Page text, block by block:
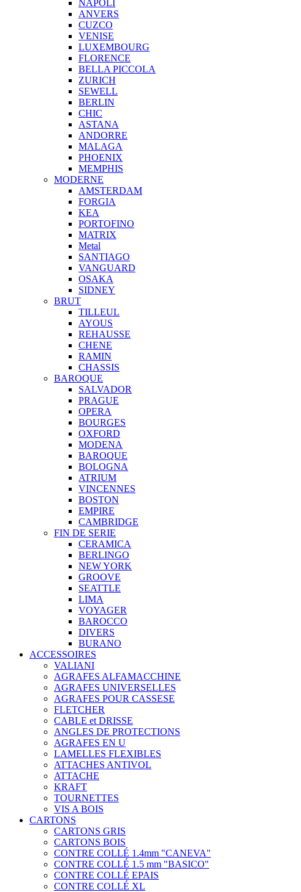
NAPOLI
ANVERS
CUZCO
VENISE
LUXEMBOURG
FLORENCE
BELLA PICCOLA
ZURICH
SEWELL
BERLIN
CHIC
ASTANA
ANDORRE
MALAGA
PHOENIX
MEMPHIS
MODERNE
AMSTERDAM
FORGIA
KEA
PORTOFINO
MATRIX
Metal
SANTIAGO
VANGUARD
OSAKA
SIDNEY
BRUT
TILLEUL
AYOUS
REHAUSSE
CHENE
RAMIN
CHASSIS
BAROQUE
SALVADOR
PRAGUE
OPERA
BOURGES
OXFORD
MODENA
BAROQUE
BOLOGNA
ATRIUM
VINCENNES
BOSTON
EMPIRE
CAMBRIDGE
FIN DE SERIE
CERAMICA
BERLINGO
NEW YORK
GROOVE
SEATTLE
LIMA
VOYAGER
BAROCCO
DIVERS
BURANO
ACCESSOIRES
VALIANI
AGRAFES ALFAMACCHINE
AGRAFES UNIVERSELLES
AGRAFES POUR CASSESE
FLETCHER
CABLE et DRISSE
ANGLES DE PROTECTIONS
AGRAFES EN U
LAMELLES FLEXIBLES
ATTACHES ANTIVOL
ATTACHE
KRAFT
TOURNETTES
VIS A BOIS
CARTONS
CARTONS GRIS
CARTONS BOIS
CONTRE COLLÉ 1.4mm "CANEVA"
CONTRE COLLÉ 1.5 mm "BASICO"
CONTRE COLLÉ EPAIS
CONTRE COLLÉ XL